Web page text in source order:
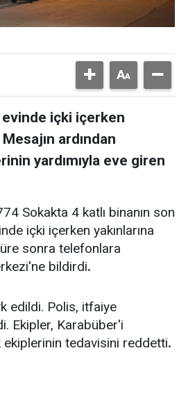
evinde içki içerken
ardından
yardımıyla eve giren
Sokakta 4 katlı binanın son
içki içerken yakınlarına
sonra telefonlara
bildirdi.
edildi. Polis, itfaiye
Ekipler, Karabüber'i
ekiplerinin tedavisini reddetti.